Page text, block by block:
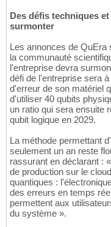
Des défis techniques
surmonter
Les annonces de
la communauté
l'entreprise devra
défi de l'entreprise sera
d'erreur de son matériel
d'utiliser 40 qubits
un ratio qui sera ensuite
qubit logique en 2029.
La méthode permettant
seulement un an reste
rassurant en déclarant :
de production sur le
quantiques :
des erreurs en temps
permettent aux
du système ».